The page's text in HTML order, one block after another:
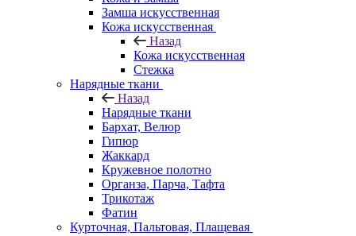
Замша искусственная
Кожа искусственная
Назад
Кожа искусственная
Стежка
Нарядные ткани
Назад
Нарядные ткани
Бархат, Велюр
Гипюр
Жаккард
Кружевное полотно
Органза, Парча, Тафта
Трикотаж
Фатин
Курточная, Пальтовая, Плащевая